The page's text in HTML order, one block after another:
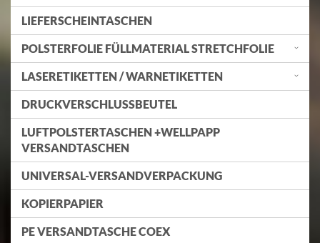
LIEFERSCHEINTASCHEN
POLSTERFOLIE FÜLLMATERIAL STRETCHFOLIE
LASERETIKETTEN / WARNETIKETTEN
DRUCKVERSCHLUSSBEUTEL
LUFTPOLSTERTASCHEN +WELLPAPP
VERSANDTASCHEN
UNIVERSAL-VERSANDVERPACKUNG
KOPIERPAPIER
PE VERSANDTASCHE COEX